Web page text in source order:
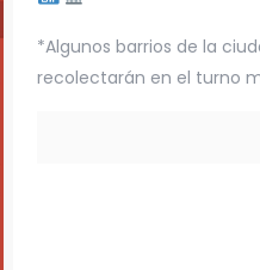
*Algunos barrios de la
recolectarán en el turno